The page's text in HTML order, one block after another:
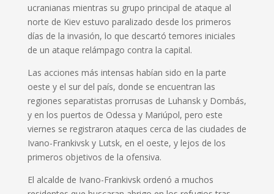
ucranianas mientras su grupo principal de ataque al
norte de Kiev estuvo paralizado desde los primeros
días de la invasión, lo que descartó temores iniciales
de un ataque relámpago contra la capital.
Las acciones más intensas habían sido en la parte
oeste y el sur del país, donde se encuentran las
regiones separatistas prorrusas de Luhansk y Dombás,
y en los puertos de Odessa y Mariúpol, pero este
viernes se registraron ataques cerca de las ciudades de
Ivano-Frankivsk y Lutsk, en el oeste, y lejos de los
primeros objetivos de la ofensiva.
El alcalde de Ivano-Frankivsk ordenó a muchos